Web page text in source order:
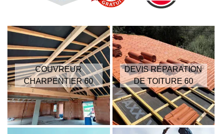
COUVREUR
CHARPENTIER 60
DEVIS RÉPARATION
DE TOITURE 60